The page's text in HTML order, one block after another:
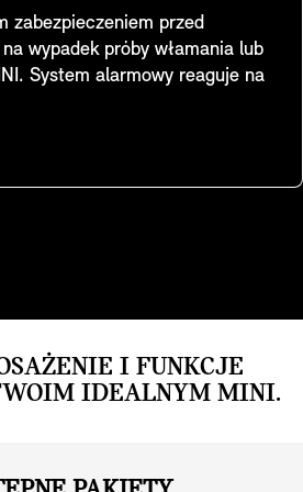
zabezpieczeniem przed
wypadek próby włamania lub
System alarmowy reaguje na
światła awaryjne. Dioda
I FUNKCJE
IDEALNYM MINI.